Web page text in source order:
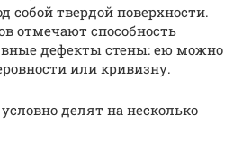
собой твердой поверхности.
отмечают способность
дефекты стены: ею можно
или кривизну.
делят на несколько